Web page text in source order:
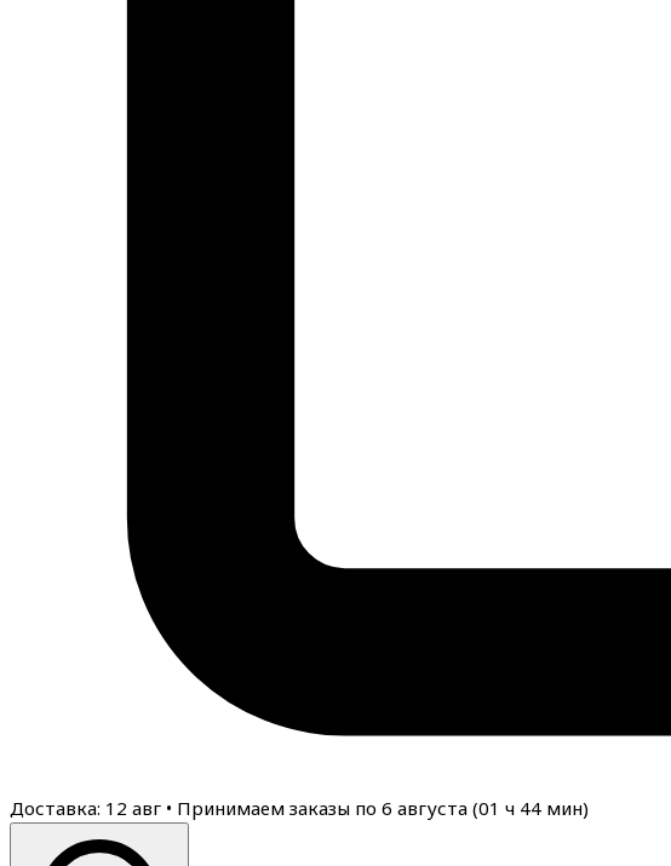
Доставка: 12 авг • Принимаем заказы по 6 августа (01 ч 44 мин)